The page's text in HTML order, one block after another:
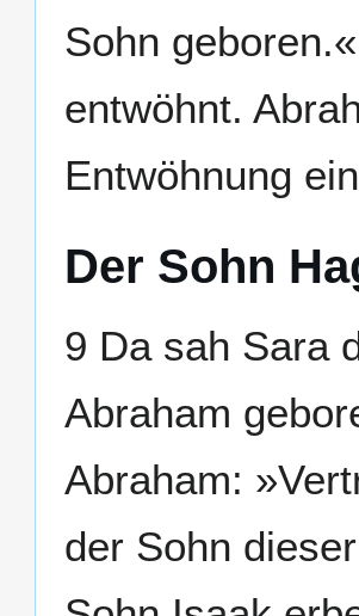
Sohn
entwöhnt.
Entwöhnung
Der Sohn
9 Da sah Sara
Abraham
Abraham:
der Sohn